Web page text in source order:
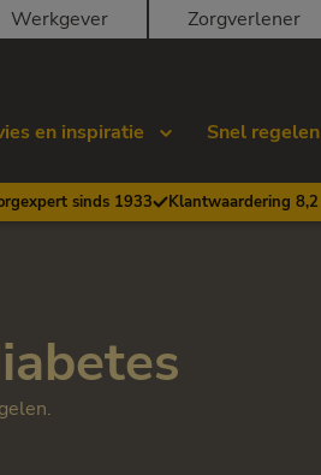
Werkgever Zorgverlener
en inspiratie Snel regelen
sinds 1933 Klantwaardering 8,2